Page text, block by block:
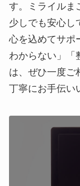
す。ミライルま
少しでも安心し
心を込めてサポ
わからない」「
は、ぜひ一度ご
丁寧にお手伝い